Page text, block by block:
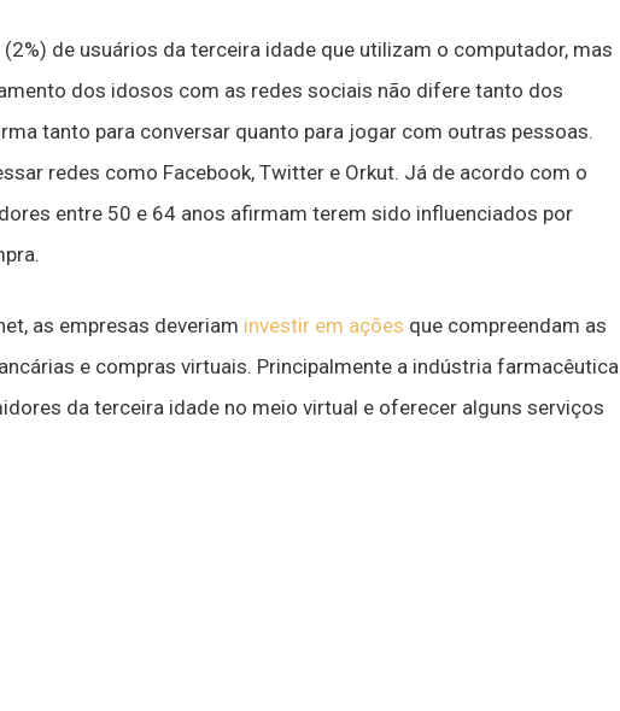
de usuários da terceira idade que utilizam o computador, mas
dos idosos com as redes sociais não difere tanto dos
tanto para conversar quanto para jogar com outras pessoas.
redes como Facebook, Twitter e Orkut. Já de acordo com o
entre 50 e 64 anos afirmam terem sido influenciados por
as empresas deveriam investir em ações que compreendam as
e compras virtuais. Principalmente a indústria farmacêutica
da terceira idade no meio virtual e oferecer alguns serviços